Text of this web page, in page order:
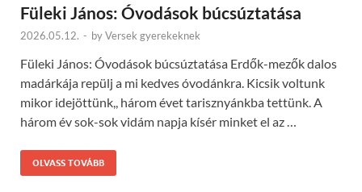
Füleki János: Óvodások búcsúztatása
2026.05.12. - byVersek gyerekeknek
Füleki János: Óvodások búcsúztatása Erdők-mezők dalos
madárkája repülj a mi kedves óvodánkra. Kicsik voltunk
mikor idejöttünk,, három évet tarisznyánkba tettünk. A
három év sok-sok vidám napja kísér minket el az …
OLVASS TOVÁBB